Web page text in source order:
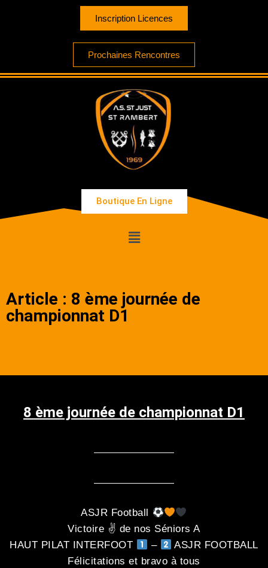
Inscription Licences
Prochaines Rencontres
Boutique En Ligne
Article : 8 ème journée de
championnat D1
8 ème journée de championnat D1
ASJR Football
Victoire ✌️ de nos Séniors A
HAUT PILAT INTERFOOT
–
ASJR FOOTBALL
Félicitations et bravo à tous